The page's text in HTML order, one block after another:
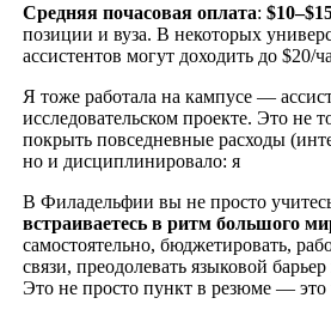
Средняя почасовая оплата:
позиции и вуза. В некоторых
ассистентов могут доходить до $20/
Я тоже работала на кампусе —
исследовательском проекте. Это не
покрыть повседневные расходы
но и дисциплинировало: я
В Филадельфии вы не просто
встраиваетесь в ритм большого
самостоятельно, бюджетировать,
связи, преодолевать языковой
Это не просто пункт в резюме — это